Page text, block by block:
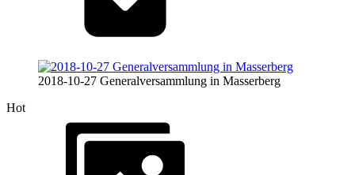
2018-10-27 Generalversammlung in Masserberg
Hot